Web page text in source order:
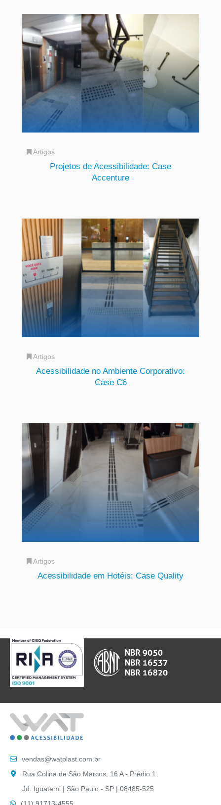
Artigos
Projetos de Acessibilidade: Case
Accenture
Artigos
Acessibilidade no Ambiente Corporativo:
Case C6
Artigos
Acessibilidade em Hotéis: Case Quality
vendas@watplast.com.br
Rua Colina de São Marcos, 16 A - Prédio 1
Jd. Iguatemi | São Paulo - SP | 08485-525
(11) 91713-4555